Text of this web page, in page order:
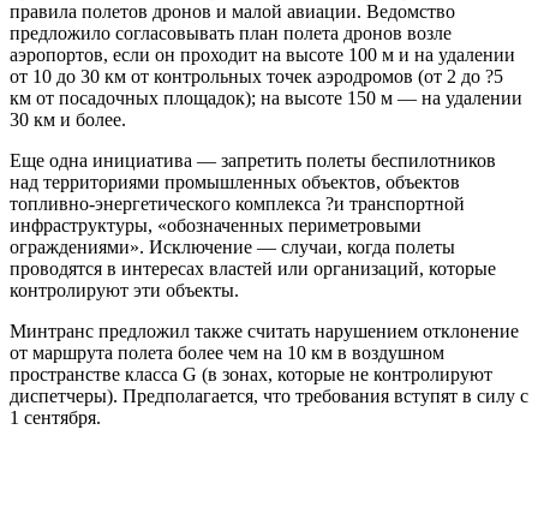
правила полетов дронов и малой авиации. Ведомство
предложило согласовывать план полета дронов возле
аэропортов, если он проходит на высоте 100 м и на удалении
от 10 до 30 км от контрольных точек аэродромов (от 2 до ?5
км от посадочных площадок); на высоте 150 м — на удалении
30 км и более.
Еще одна инициатива — запретить полеты беспилотников
над территориями промышленных объектов, объектов
топливно-энергетического комплекса ?и транспортной
инфраструктуры, «обозначенных периметровыми
ограждениями». Исключение — случаи, когда полеты
проводятся в интересах властей или организаций, которые
контролируют эти объекты.
Минтранс предложил также считать нарушением отклонение
от маршрута полета более чем на 10 км в воздушном
пространстве класса G (в зонах, которые не контролируют
диспетчеры). Предполагается, что требования вступят в силу с
1 сентября.